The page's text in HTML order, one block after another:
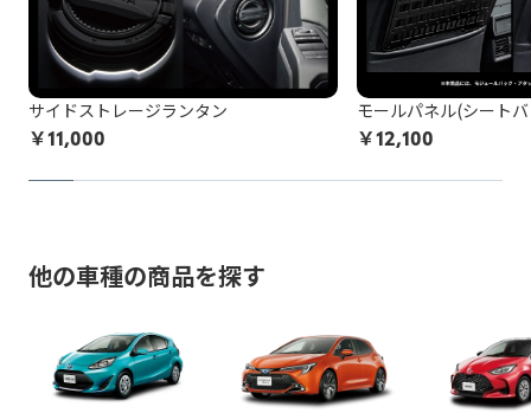
キャンセル料がかかります。
以上をご了承の上、お申し込みください。
非純正品アイテムが機能しなくなる、部品が劣化等で壊れて
しまう可能性があります。
非純正品をDIY等で施工されている方は こちらの注意喚起も
ご覧ください。
※トヨタ販売店で取付等を行っている場合でも非純正品の場合
例：車両ECUと車両ワイヤーハーネスの間に取り付ける社外品
（テレビキャンセラー、パワーバックドアオープンキット等）
サイドストレージランタン
￥11,000
モールパネル(シート
￥12,100
他の車種の商品を探す